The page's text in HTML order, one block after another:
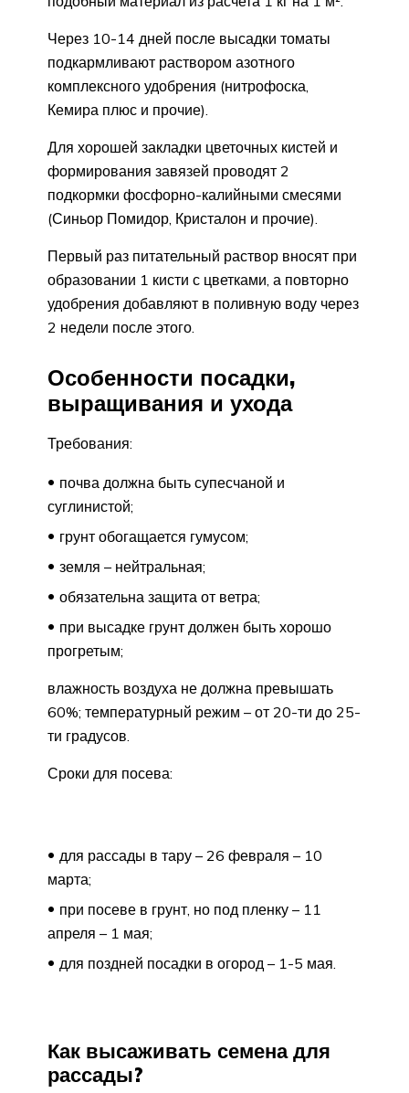
Через 10-14 дней после высадки томаты
подкармливают раствором азотного
комплексного удобрения (нитрофоска,
Кемира плюс и прочие).
Для хорошей закладки цветочных кистей и
формирования завязей проводят 2
подкормки фосфорно-калийными смесями
(Синьор Помидор, Кристалон и прочие).
Первый раз питательный раствор вносят при
образовании 1 кисти с цветками, а повторно
удобрения добавляют в поливную воду через
2 недели после этого.
Особенности посадки,
выращивания и ухода
Требования:
почва должна быть супесчаной и
суглинистой;
грунт обогащается гумусом;
земля – нейтральная;
обязательна защита от ветра;
при высадке грунт должен быть хорошо
прогретым;
влажность воздуха не должна превышать
60%; температурный режим – от 20-ти до 25-
ти градусов.
Сроки для посева:
для рассады в тару – 26 февраля – 10
марта;
при посеве в грунт, но под пленку – 11
апреля – 1 мая;
для поздней посадки в огород – 1-5 мая.
Как высаживать семена для
рассады?